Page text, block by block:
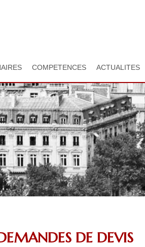
COMPETENCES ACTUALITES
DE DEVIS